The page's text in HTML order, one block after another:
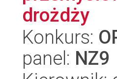
drożdży
Konkurs:
panel: NZ9